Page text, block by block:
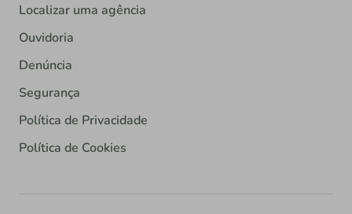
Localizar uma agência
Ouvidoria
Denúncia
Segurança
Política de Privacidade
Política de Cookies